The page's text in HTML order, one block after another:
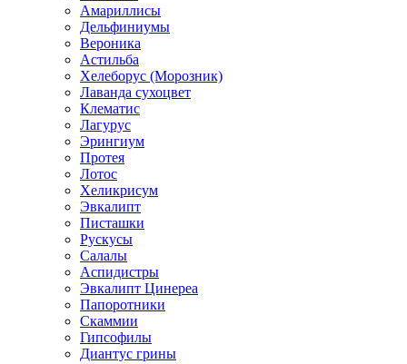
Амариллисы
Дельфиниумы
Вероника
Астильба
Хелеборус (Морозник)
Лаванда сухоцвет
Клематис
Лагурус
Эрингиум
Протея
Лотос
Хеликрисум
Эвкалипт
Писташки
Рускусы
Салалы
Аспидистры
Эвкалипт Цинереа
Папоротники
Скаммии
Гипсофилы
Диантус грины